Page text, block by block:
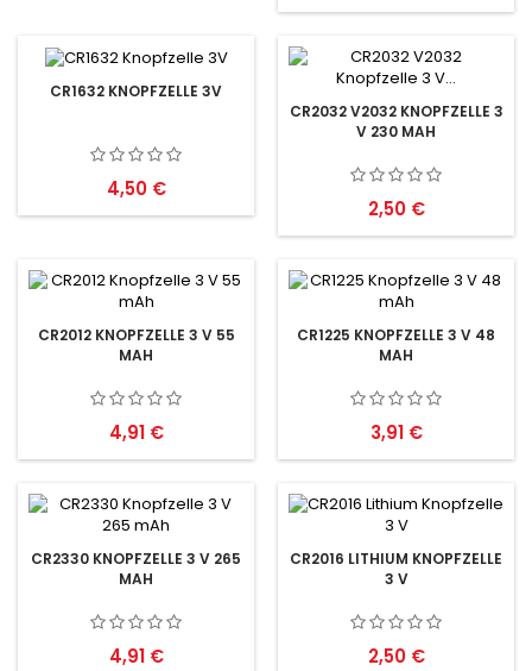
CR1632 KNOPFZELLE 3V
Preis
4,50 €
CR2032 V2032 KNOPFZELLE 3
V 230 MAH
Preis
2,50 €
CR2012 KNOPFZELLE 3 V 55
MAH
Preis
4,91 €
CR1225 KNOPFZELLE 3 V 48
MAH
Preis
3,91 €
CR2330 KNOPFZELLE 3 V 265
MAH
Preis
4,91 €
CR2016 LITHIUM KNOPFZELLE
3 V
Preis
2,50 €